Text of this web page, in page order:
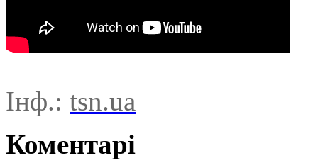
Інф.: tsn.ua
Коментарі